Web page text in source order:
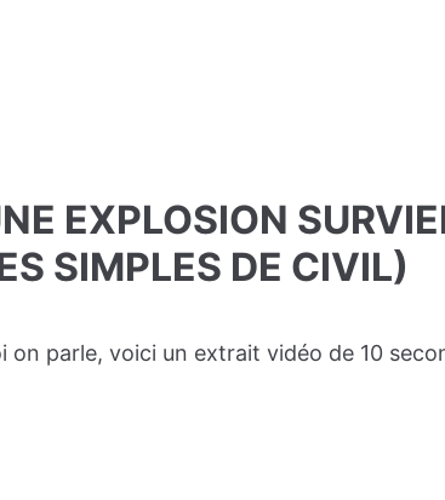
EXPLOSION
SIMPLES DE CIVIL)
on parle, voici un extrait vidéo de 10